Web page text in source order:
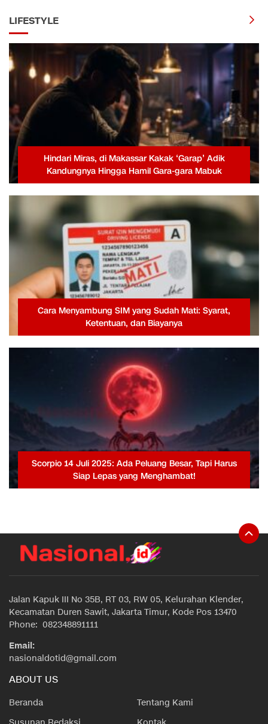
LIFESTYLE
Hindari Miras, di Makassar Kakak ‘Garap’ Adik
Kandungnya Hingga Hamil Gara-gara Mabuk
Cara Menyambung SIM yang Sudah Mati: Syarat,
Ketentuan, dan Biayanya
Scorpio 14 Juli 2025: Ada Peluang Besar, Tapi Harus
Siap Lepas yang Menghambat!
Jalan Kapuk III No 35B, RT 03, RW 05, Kelurahan Klender,
Kecamatan Duren Sawit, Jakarta Timur, Kode Pos 13470
Phone: 082348891111
Email:
nasionaldotid@gmail.com
ABOUT US
Beranda
Tentang Kami